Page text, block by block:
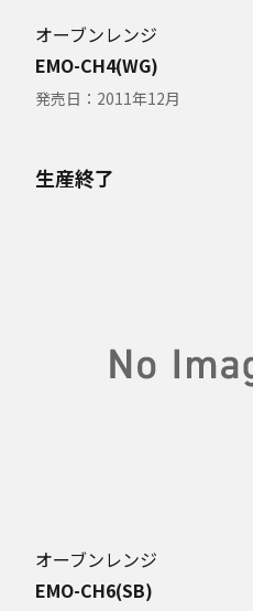
オーブンレンジ
EMO-CH4(WG)
発売日： 2011年12月
生産終了
オーブンレンジ
EMO-CH6(SB)